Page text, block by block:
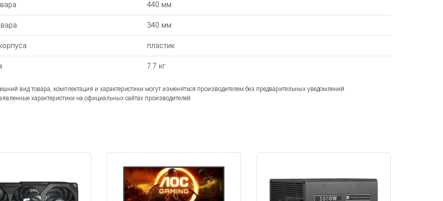
440 мм
340 мм
пластик
7.7 кг
вид товара, комплектация и характеристики могут изменяться производителем без предварительных уведомлений.
характеристики на официальных сайтах производителей.